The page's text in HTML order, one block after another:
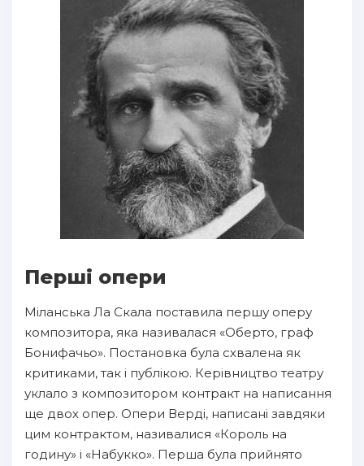
Перші опери
Міланська Ла Скала поставила першу оперу
композитора, яка називалася «Оберто, граф
Бонифачьо». Постановка була схвалена як
критиками, так і публікою. Керівництво театру
уклало з композитором контракт на написання
ще двох опер. Опери Верді, написані завдяки
цим контрактом, називалися «Король на
годину» і «Набукко». Перша була прийнято